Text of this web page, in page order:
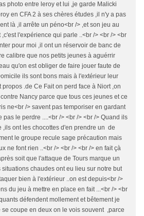
photo entre leroy et lui ,je garde Malicki
en CFA 2 à ses chères études ,il n'y a pas
là ,il arrête un péno<br /> ,et son jeu au
l'expérience qui parle ..<br /> <br /> <br
pour moi ,il ont un réservoir de banc de
calibre que nos petits jeunes à aguérrir
qu'on est obliger de faire jouer faute de
ils sont bons mais à l'extérieur leur
.de Ce Fait on perd face à Niort ,on
Nancy parce que tous ces jeunes et ce
ne<br /> savent pas temporiser en gardant
pas le perdre ....<br /> <br /> <br /> Quand ils
,ils ont les chocottes d'en prendre un de
le groupe recule sage précaution mais
ne font rien ..<br /> <br /> <br /> en fait çà
soit que l'attaque de Tours marque un
situations chaudes ont eu lieu sur notre but
bien à l'extérieur ..on est depuis<br />
du jeu à mettre en place en fait ...<br /> <br
défendent mollement et bêtement je
coupe en deux on le vois souvent ,parce